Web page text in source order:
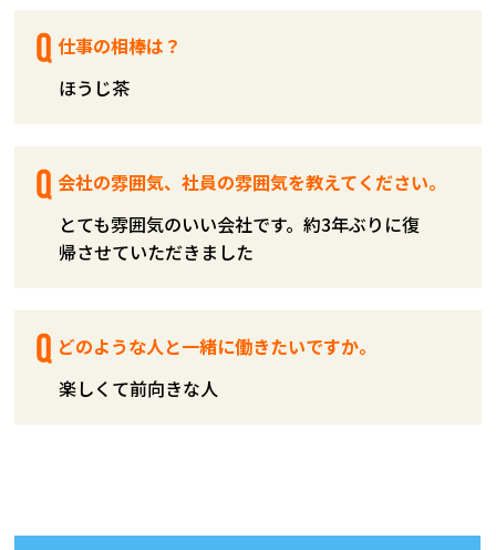
仕事の相棒は？
ほうじ茶
会社の雰囲気、社員の雰囲気を教えてください。
とても雰囲気のいい会社です。約3年ぶりに復
帰させていただきました
どのような人と一緒に働きたいですか。
楽しくて前向きな人